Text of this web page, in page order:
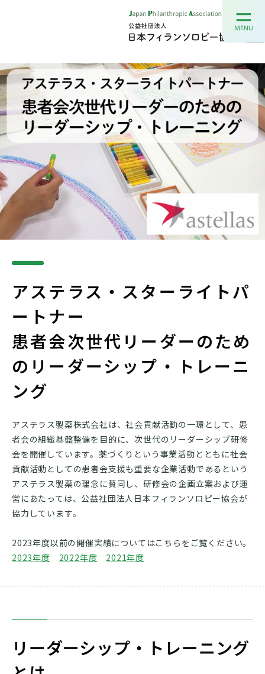
アステラス・スターライトパ
ートナー
患者会次世代リーダーのため
のリーダーシップ・トレーニ
ング
アステラス製薬株式会社は、社会貢献活動の一環として、患
者会の組織基盤整備を目的に、次世代のリーダーシップ研修
会を開催しています。薬づくりという事業活動とともに社会
貢献活動としての患者会支援も重要な企業活動であるという
アステラス製薬の理念に賛同し、研修会の企画立案および運
営にあたっては、公益社団法人日本フィランソロピー協会が
協力しています。
2023年度以前の開催実績についてはこちらをご覧ください。
2023年度
2022年度 2021年度
リーダーシップ・トレーニング